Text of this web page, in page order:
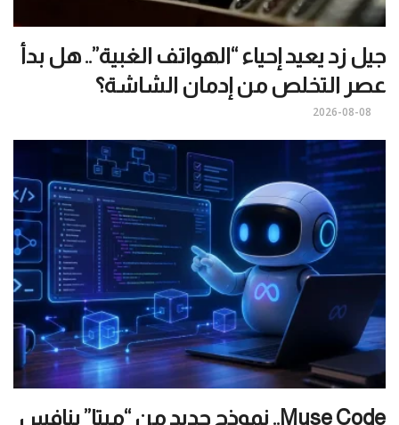
جيل زد يعيد إحياء “الهواتف الغبية”.. هل بدأ
عصر التخلص من إدمان الشاشة؟
2026-08-08
Muse Code.. نموذج جديد من “ميتا” ينافس